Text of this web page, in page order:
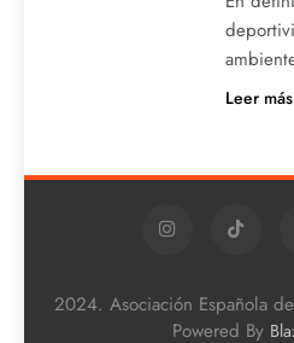
Leer más
2024. Asociación Española
Powered By